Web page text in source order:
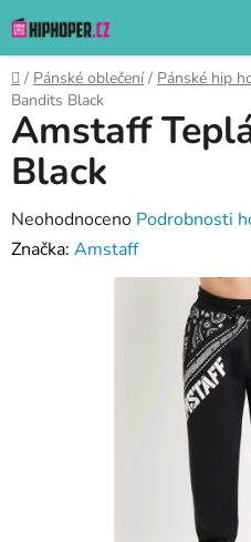
na
obsah
Domů
/ Pánské oblečení / Pánské hip
Bandits Black
Amstaff
Black
Průměrné
hodnocení
Neohodnoceno Podrobnosti
Značka: Amstaff